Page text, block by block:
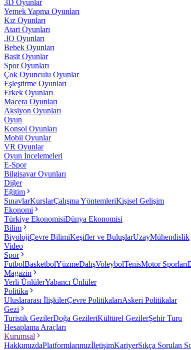
3D Oyunlar
Yemek Yapma Oyunları
Kız Oyunları
Atari Oyunları
.IO Oyunları
Bebek Oyunları
Basit Oyunlar
Spor Oyunları
Çok Oyunculu Oyunlar
Eşleştirme Oyunları
Erkek Oyunları
Macera Oyunları
Aksiyon Oyunları
Oyun
Konsol Oyunları
Mobil Oyunlar
VR Oyunlar
Oyun İncelemeleri
E-Spor
Bilgisayar Oyunları
Diğer
Eğitim
SınavlarKurslarÇalışma YöntemleriKişisel Gelişim
Ekonomi
Türkiye EkonomisiDünya Ekonomisi
Bilim
BiyolojiÇevre BilimiKeşifler ve BuluşlarUzayMühendislik
Video
Spor
FutbolBasketbolYüzmeDalışVoleybolTenisMotor Sporları
Magazin
Yerli ÜnlülerYabancı Ünlüler
Politika
Uluslararası İlişkilerÇevre PolitikalarıAskeri Politikalar
Gezi
Turistik GezilerDoğa GezileriKültürel GezilerŞehir Turu
Hesaplama Araçları
Kurumsal
HakkımızdaPlatformlarımızİletişimKariyerSıkça Sorulan